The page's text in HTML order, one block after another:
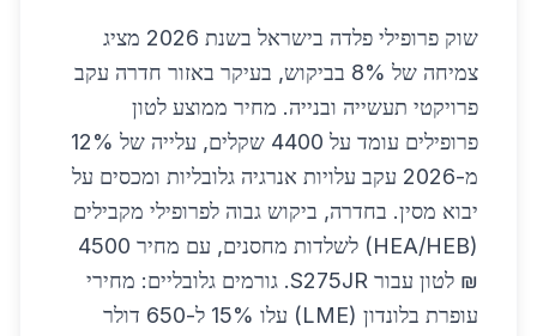
שוק פרופילי פלדה בישראל בשנת 2026 מציג
צמיחה של 8% בביקוש, בעיקר באזור חדרה עקב
פרויקטי תעשייה ובנייה. מחיר ממוצע לטון
פרופילים עומד על 4400 שקלים, עלייה של 12%
מ-2026 עקב עלויות אנרגיה גלובליות ומכסים על
יבוא מסין. בחדרה, ביקוש גבוה לפרופילי מקבילים
(HEA/HEB) לשלדות מחסנים, עם מחיר 4500
₪ לטון עבור S275JR. גורמים גלובליים: מחירי
עופרת בלונדון (LME) עלו 15% ל-650 דולר